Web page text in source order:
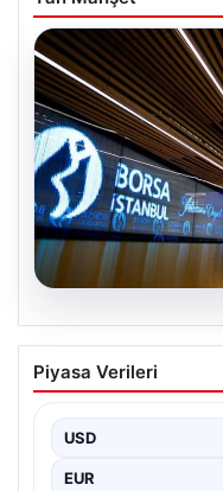
05.08.2026
Yatırım
nasıl oldu?
Piyasa Verileri
USD
EUR